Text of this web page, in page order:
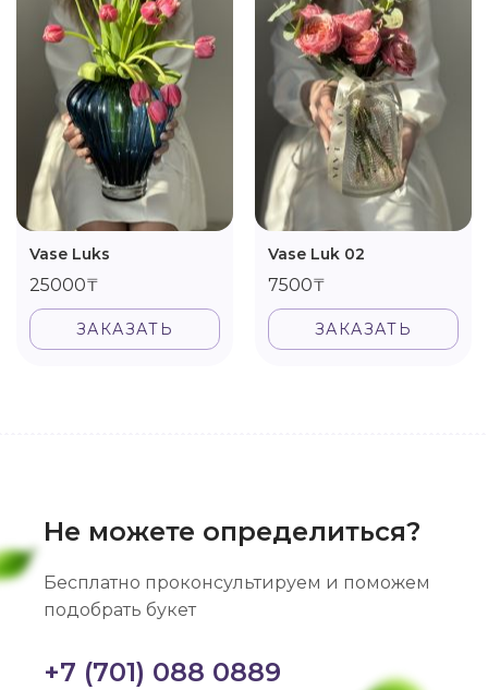
Vase Luks
25000₸
ЗАКАЗАТЬ
Vase Luk 02
7500₸
ЗАКАЗАТЬ
Не можете определиться?
Бесплатно проконсультируем и поможем
подобрать букет
+7 (701) 088 0889